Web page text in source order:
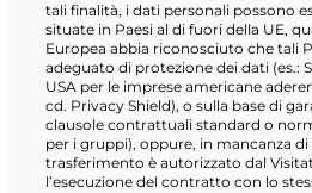
tali finalità, i dati personali possono
situate in Paesi al di fuori della UE,
Europea abbia riconosciuto che tali
adeguato di protezione dei dati (es.:
USA per le imprese americane
cd. Privacy Shield), o sulla base di
clausole contrattuali standard o
per i gruppi), oppure, in mancanza
trasferimento è autorizzato dal
l’esecuzione del contratto con lo